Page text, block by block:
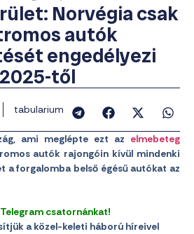
Norvégia csak
autók
engedélyezi
2025-től
tabularium
ami meglépte ezt az elmebeteg
autók rajongóin kívül mindenki
a forgalomba belső égésű autókat az
csatornánkat!
a közel-keleti háború híreivel